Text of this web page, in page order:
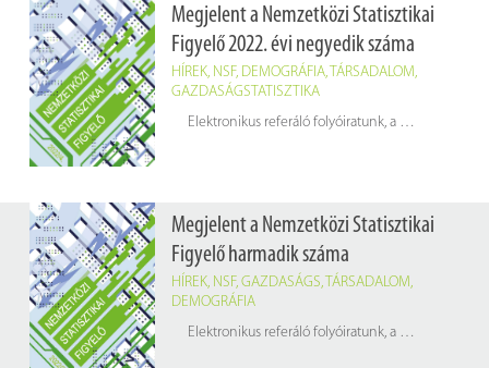
Megjelent a Nemzetközi Statisztikai
Figyelő 2022. évi negyedik száma
HÍREK, NSF, DEMOGRÁFIA,TÁRSADALOM,
GAZDASÁGSTATISZTIKA
Elektronikus referáló folyóiratunk, a
Nemzetközi
Megjelent a Nemzetközi Statisztikai
Figyelő harmadik száma
HÍREK, NSF, GAZDASÁGS,TÁRSADALOM,
DEMOGRÁFIA
Elektronikus referáló folyóiratunk, a
Nemzetközi